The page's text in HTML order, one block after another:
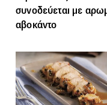
συνοδεύεται με
αβοκάντο